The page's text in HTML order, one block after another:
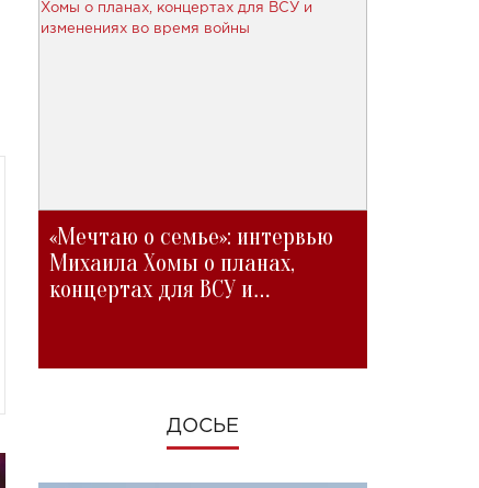
«Мечтаю о семье»: интервью
Михаила Хомы о планах,
концертах для ВСУ и
ДОСЬЕ